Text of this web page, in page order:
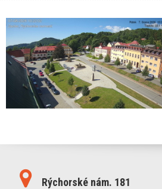
Rýchorské nám. 181